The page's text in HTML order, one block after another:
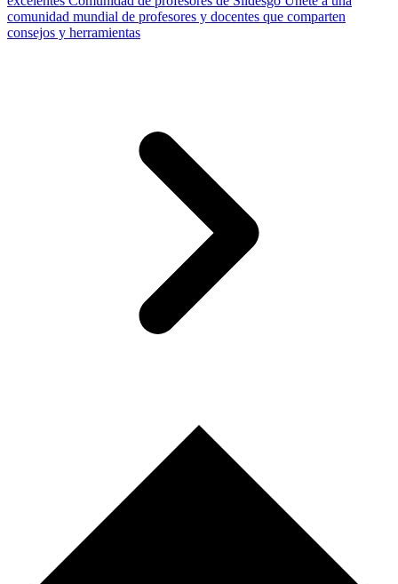
comunidad mundial de profesores y docentes que comparten
consejos y herramientas